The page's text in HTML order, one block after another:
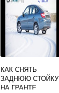
КАК СНЯТЬ
ЗАДНЮЮ СТОЙКУ
НА ГРАНТЕ